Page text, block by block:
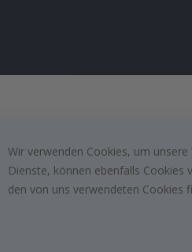
Wir verwenden Cookies, um
Dienste, können ebenfalls Cookies
den von uns verwendeten Cookies